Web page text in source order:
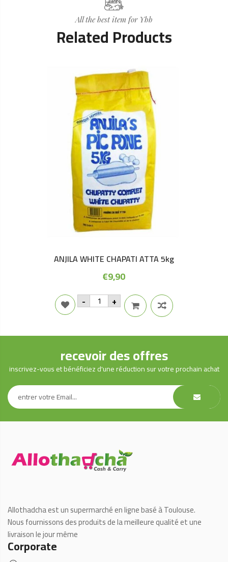
All the best item for Ybb
Related Products
ANJILA WHITE CHAPATI ATTA 5kg
€9,90
- ANJILA
WHITE
quantity
+
recevoir des offres
inscrivez-vous et bénéficiez d'une réduction sur votre prochain achat
Allothadcha est un supermarché en ligne basé à Toulouse.
Nous fournissons des produits de la meilleure qualité et une
livraison le jour même
Corporate